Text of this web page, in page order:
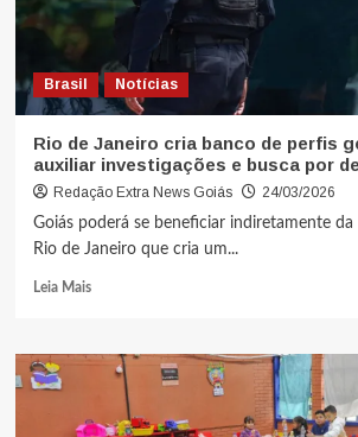
Brasil Notícias
Rio de Janeiro cria banco de perfis
auxiliar investigações e busca por
Redação Extra News Goiás
24/03/2026
Goiás poderá se beneficiar indiretamente da
Rio de Janeiro que cria um...
Leia Mais